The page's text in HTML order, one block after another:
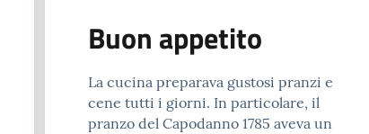
Buon appetito
La cucina preparava gustosi pranzi e
cene tutti i giorni. In particolare, il
pranzo del Capodanno 1785 aveva un